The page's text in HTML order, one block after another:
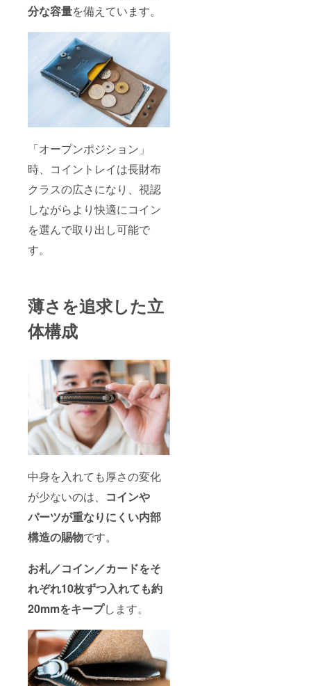
分な容量を備えています。
「オープンポジション」
時、コイントレイは長財布
クラスの広さになり、視認
しながらより快適にコイン
を選んで取り出し可能で
す。
薄さを追求した立
体構成
中身を入れても厚さの変化
が少ないのは、 コインや
パーツが重なりにくい内部
構造の賜物です。
お札／コイン／カードをそ
れぞれ10枚ずつ入れても約
20mmをキープします。